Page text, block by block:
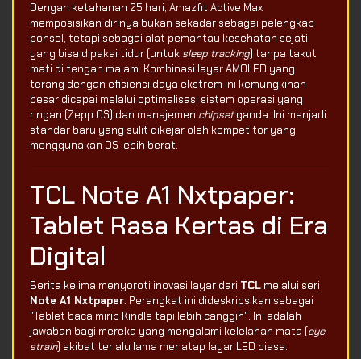
Dengan ketahanan 25 hari, Amazfit Active Max
memposisikan dirinya bukan sekadar sebagai pelengkap
ponsel, tetapi sebagai alat pemantau kesehatan sejati
yang bisa dipakai tidur (untuk sleep tracking) tanpa takut
mati di tengah malam. Kombinasi layar AMOLED yang
terang dengan efisiensi daya ekstrem ini kemungkinan
besar dicapai melalui optimalisasi sistem operasi yang
ringan (Zepp OS) dan manajemen chipsetganda. Ini menjadi
standar baru yang sulit dikejar oleh kompetitor yang
menggunakan OS lebih berat.
TCL Note A1 Nxtpaper:
Tablet Rasa Kertas di Era
Digital
Berita kelima menyoroti inovasi layar dari TCL melalui seri
Note A1 Nxtpaper. Perangkat ini dideskripsikan sebagai
"Tablet baca mirip Kindle tapi lebih canggih". Ini adalah
jawaban bagi mereka yang mengalami kelelahan mata (eye
strain) akibat terlalu lama menatap layar LED biasa.